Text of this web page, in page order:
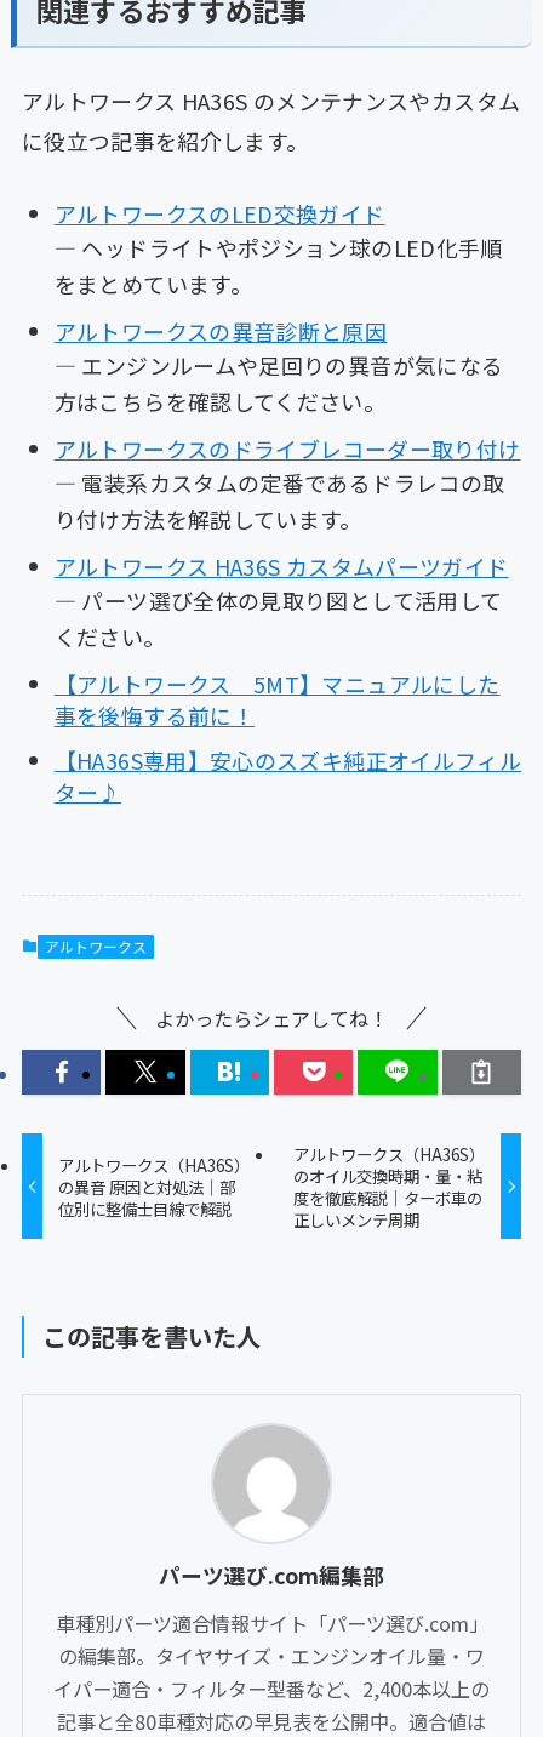
関連するおすすめ記事
アルトワークス HA36S のメンテナンスやカスタム
に役立つ記事を紹介します。
アルトワークスのLED交換ガイド
— ヘッドライトやポジション球のLED化手順
をまとめています。
アルトワークスの異音診断と原因
— エンジンルームや足回りの異音が気になる
方はこちらを確認してください。
アルトワークスのドライブレコーダー取り付け
— 電装系カスタムの定番であるドラレコの取
り付け方法を解説しています。
アルトワークス HA36S カスタムパーツガイド
— パーツ選び全体の見取り図として活用して
ください。
【アルトワークス 5MT】マニュアルにした
事を後悔する前に！
【HA36S専用】安心のスズキ純正オイルフィル
ター♪
アルトワークス
よかったらシェアしてね！
アルトワークス（HA36S）
の異音 原因と対処法｜部
位別に整備士目線で解説
アルトワークス（HA36S）
のオイル交換時期・量・粘
度を徹底解説｜ターボ車の
正しいメンテ周期
この記事を書いた人
パーツ選び.com編集部
車種別パーツ適合情報サイト「パーツ選び.com」
の編集部。タイヤサイズ・エンジンオイル量・ワ
イパー適合・フィルター型番など、2,400本以上の
記事と全80車種対応の早見表を公開中。適合値は